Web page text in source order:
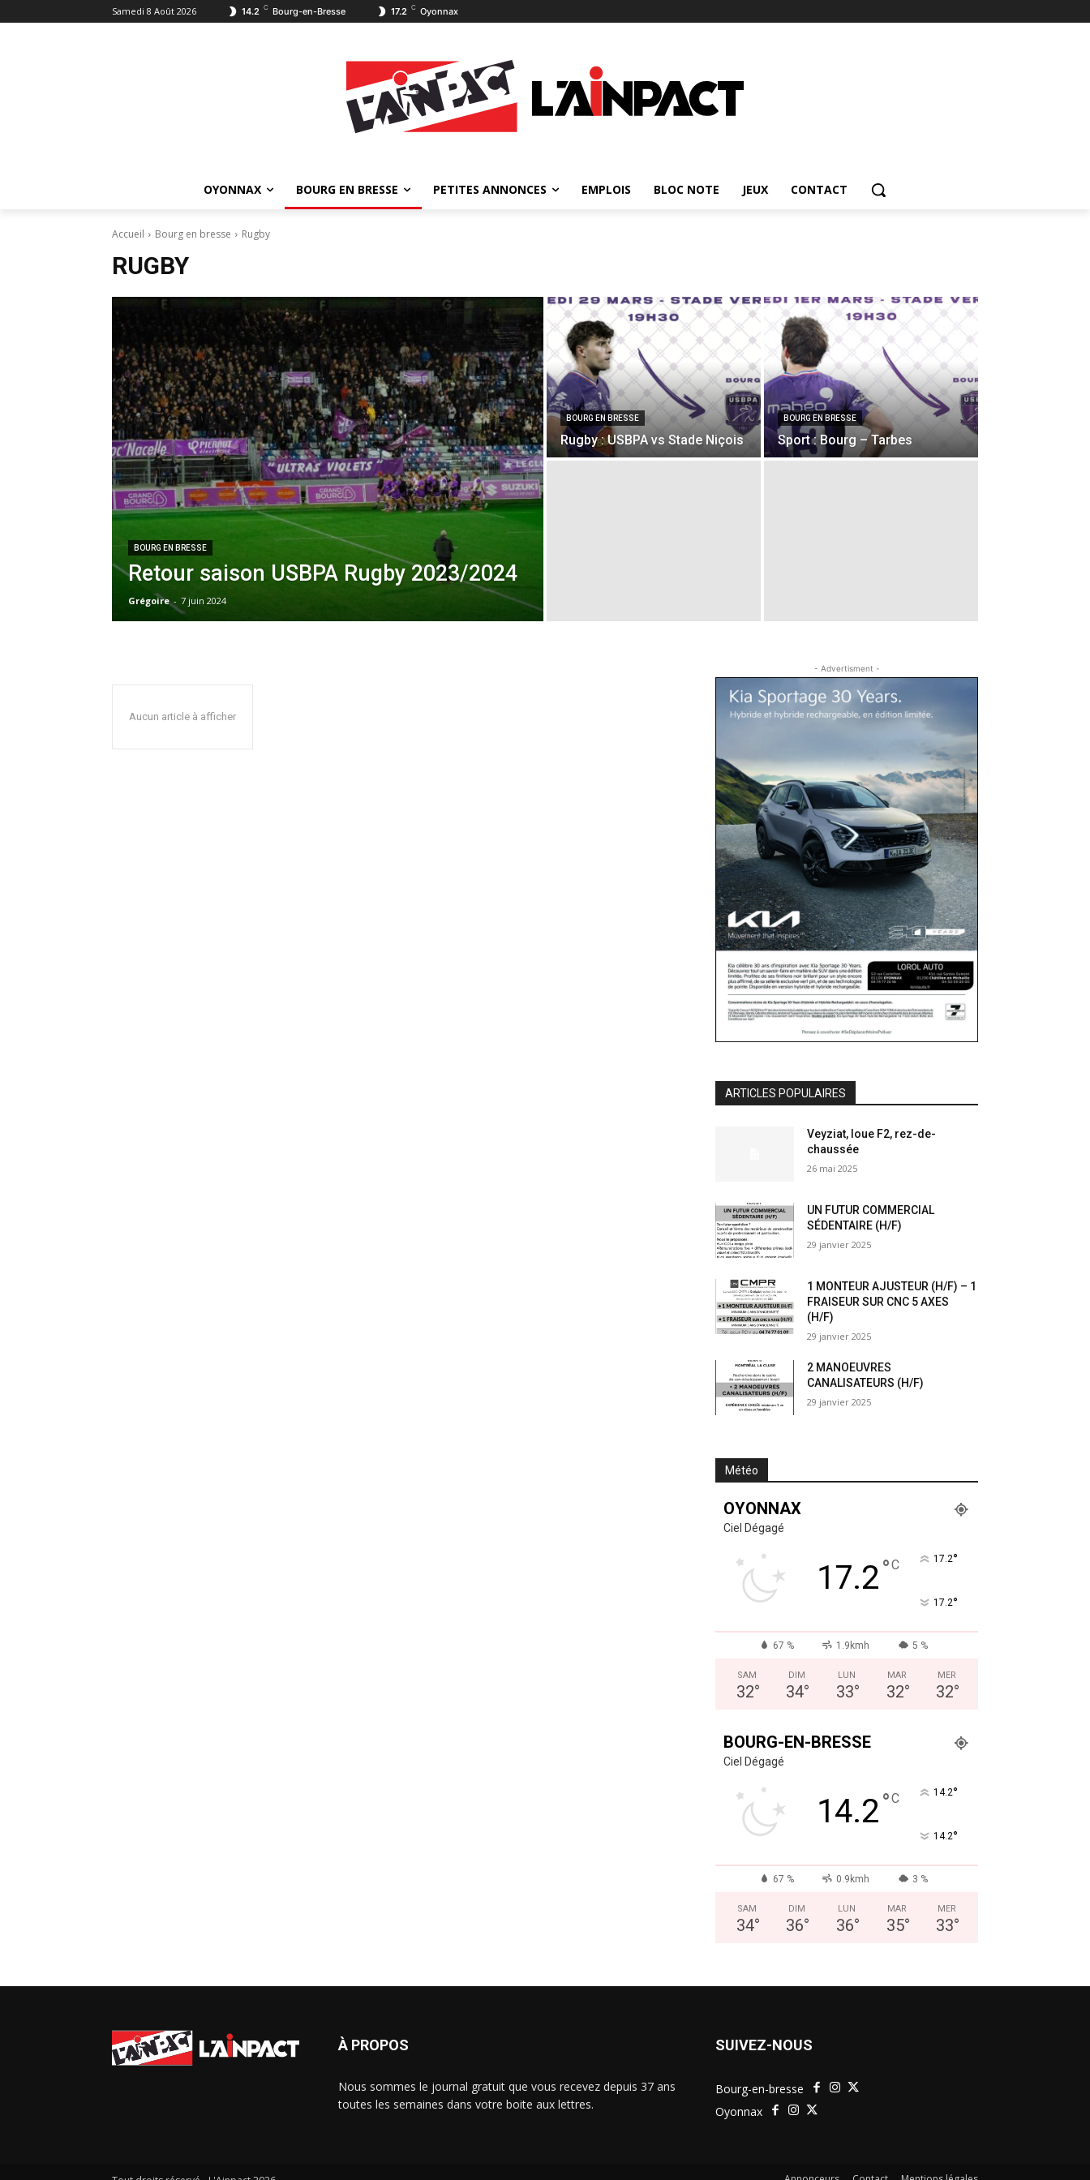
Samedi 8 Août 2026 14.2 C Bourg-en-Bresse 17.2 C Oyonnax
OYONNAX BOURG EN BRESSE PETITES ANNONCES EMPLOIS BLOC NOTE JEUX CONTACT
Accueil Bourg en bresse Rugby
RUGBY
BOURG EN BRESSE
Retour saison USBPA Rugby 2023/2024
Grégoire - 7 juin 2024
BOURG EN BRESSE
Rugby : USBPA vs Stade Niçois
BOURG EN BRESSE
Sport : Bourg – Tarbes
Aucun article à afficher
- Advertisment -
ARTICLES POPULAIRES
Veyziat, loue F2, rez-de-
chaussée
26 mai 2025
UN FUTUR COMMERCIAL
SÉDENTAIRE (H/F)
29 janvier 2025
1 MONTEUR AJUSTEUR (H/F) – 1
FRAISEUR SUR CNC 5 AXES
(H/F)
29 janvier 2025
2 MANOEUVRES
CANALISATEURS (H/F)
29 janvier 2025
Météo
OYONNAX
Ciel Dégagé
17.2°C 17.2°
17.2°
67 % 1.9kmh 5 %
SAM
32°
DIM
34°
LUN
33°
MAR
32°
MER
32°
BOURG-EN-BRESSE
Ciel Dégagé
14.2°C 14.2°
14.2°
67 % 0.9kmh 3 %
SAM
34°
DIM
36°
LUN
36°
MAR
35°
MER
33°
À PROPOS
Nous sommes le journal gratuit que vous recevez depuis 37 ans
toutes les semaines dans votre boite aux lettres.
SUIVEZ-NOUS
Bourg-en-bresse
Oyonnax